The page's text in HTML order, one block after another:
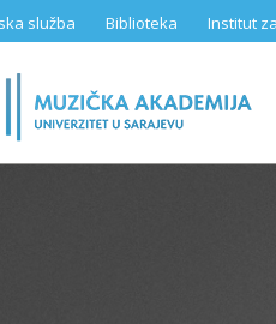
služba Biblioteka Institut